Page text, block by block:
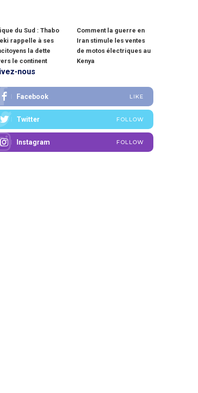
du Sud : Thabo
rappelle à ses
la dette
le continent
Comment la guerre en
Iran stimule les ventes
de motos électriques au
Kenya
nous
Facebook LIKE
Twitter FOLLOW
Instagram FOLLOW